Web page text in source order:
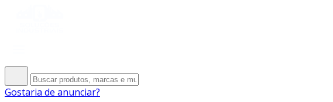
Gostaria de anunciar?